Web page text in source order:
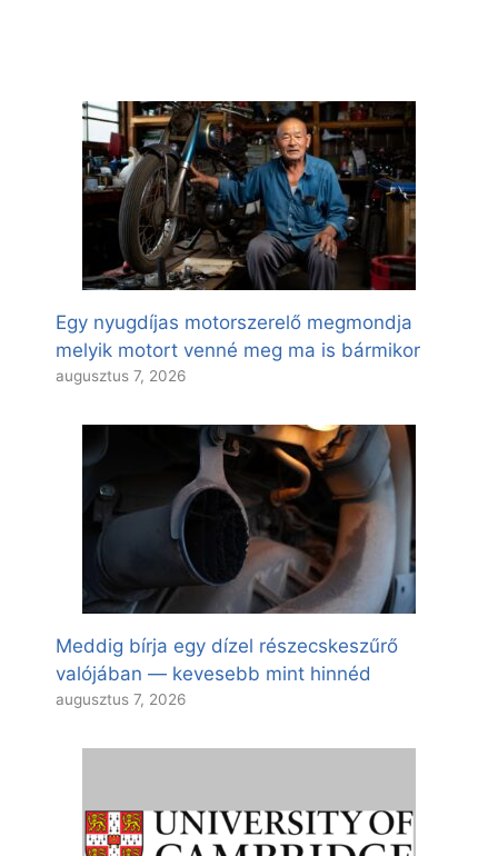
Egy nyugdíjas motorszerelő megmondja
melyik motort venné meg ma is bármikor
augusztus 7, 2026
Meddig bírja egy dízel részecskeszűrő
valójában — kevesebb mint hinnéd
augusztus 7, 2026